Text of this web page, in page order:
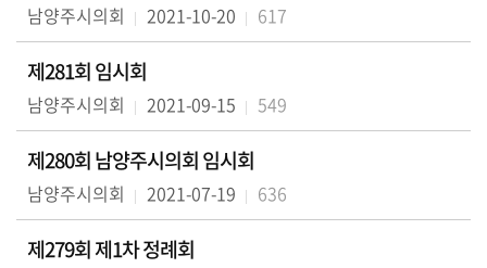
의
회
자
료
실
열
린
마
당
남양주시의회 2021-10-20 617
제281회 임시회
남양주시의회 2021-09-15 549
제280회 남양주시의회 임시회
남양주시의회 2021-07-19 636
제279회 제1차 정례회